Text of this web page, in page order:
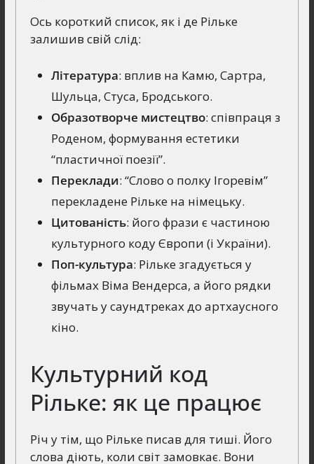
Ось короткий список, як і де Рільке
залишив свій слід:
Література: вплив на Камю, Сартра,
Шульца, Стуса, Бродського.
Образотворче мистецтво: співпраця з
Роденом, формування естетики
“пластичної поезії”.
Переклади: “Слово о полку Ігоревім”
перекладене Рільке на німецьку.
Цитованість: його фрази є частиною
культурного коду Європи (і України).
Поп-культура: Рільке згадується у
фільмах Віма Вендерса, а його рядки
звучать у саундтреках до артхаусного
кіно.
Культурний код
Рільке: як це працює
Річ у тім, що Рільке писав для тиші. Його
слова діють, коли світ замовкає. Вони